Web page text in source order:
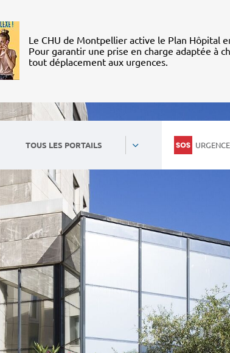
Le CHU de Montpellier active le Plan Hôpital
Pour garantir une prise en charge adaptée à
tout déplacement aux urgences.
TOUS LES PORTAILS